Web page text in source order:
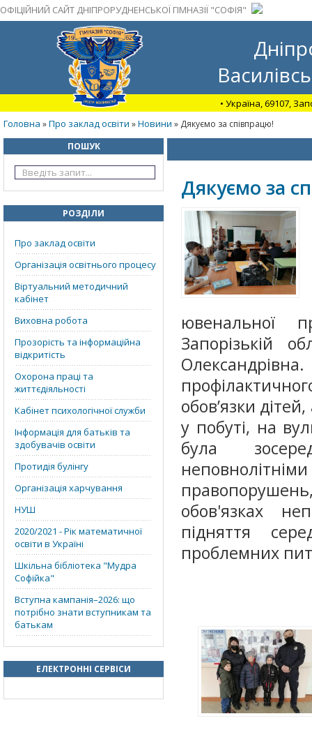
ОФІЦІЙНИЙ САЙТ ДНІПРОРУДНЕНСЬКОЇ ГІМНАЗІЇ "СОФІЯ"
• Україна, 69107,
Головна »Про заклад освіти »Новини » Дякуємо за співпрацю!
ПОШУК
РОЗДІЛИ
Про заклад освіти
Організація освітнього процесу
Віртуальний методичний
кабінет
Виховна робота
Прозорість та інформаційна
відкритість
Охорона праці та
життєдіяльності
Кабінет психологічної служби
Інформація для батьків та
здобувачів освіти
Протидія булінгу
Організація харчування
НУШ
2020/2021 - Рік математичної
освіти в Україні
Шкільна бібліотека "Мудра
Софійка"
Вступна кампанія–2026: що
потрібно знати вступникам та
батькам
ЕЛЕКТРОННІ СЕРВІСИ
Дякуємо за
ювенальної
Запорізькій
обов’язки
у побуті, на
була
правопорушень,
обов'язках
підняття
проблемних